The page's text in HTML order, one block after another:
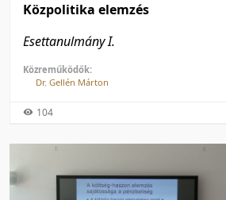
Közpolitika elemzés
Esettanulmány I.
Közreműködők:
Dr. Gellén Márton
104